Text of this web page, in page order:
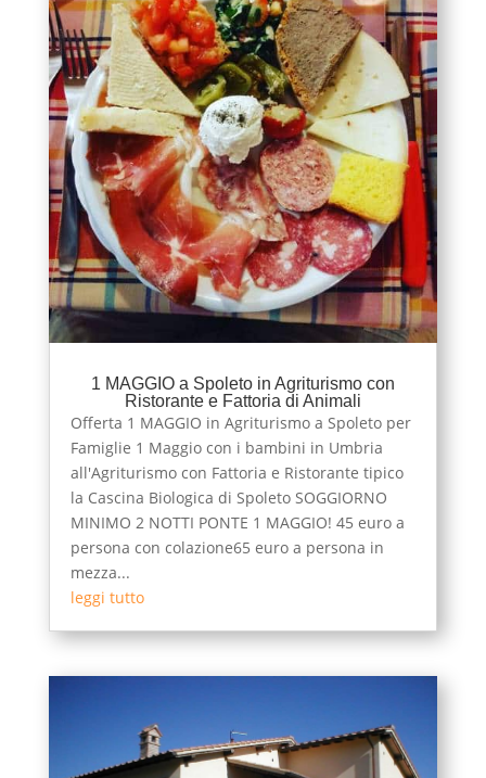
1 MAGGIO a Spoleto in Agriturismo con
Ristorante e Fattoria di Animali
Offerta 1 MAGGIO in Agriturismo a Spoleto per
Famiglie 1 Maggio con i bambini in Umbria
all'Agriturismo con Fattoria e Ristorante tipico
la Cascina Biologica di Spoleto SOGGIORNO
MINIMO 2 NOTTI PONTE 1 MAGGIO! 45 euro a
persona con colazione65 euro a persona in
mezza...
leggi tutto